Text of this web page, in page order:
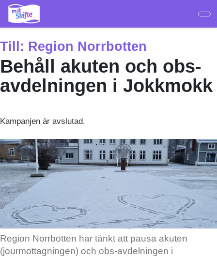
Hoppa
huvudinnehåll
Till: Region Norrbotten
Behåll akuten och obs-
avdelningen i Jokkmokk
Kampanjen är avslutad.
Region Norrbotten har tänkt att pausa akuten
(jourmottagningen) och obs-avdelningen i